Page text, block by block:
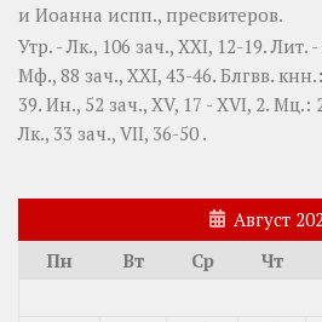
и Иоанна испп., пресвитеров.
Утр. -Лк., 106 зач., XXI, 12-19.Лит. -
Мф., 88 зач., XXI, 43-46. Блгвв. кнн.:
39. Ин., 52 зач., XV, 17 - XVI, 2. Мц.:
Лк., 33 зач., VII, 36-50 .
Август
Пн
Вт Ср Чт